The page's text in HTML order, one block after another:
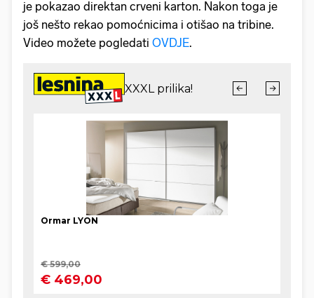
je pokazao direktan crveni karton. Nakon toga je
još nešto rekao pomoćnicima i otišao na tribine.
Video možete pogledati OVDJE.